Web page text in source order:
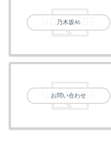
乃木坂46
お問い合わせ